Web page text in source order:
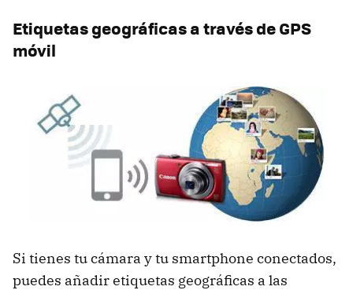
Etiquetas geográficas a través de GPS
móvil
Si tienes tu cámara y tu smartphone conectados,
puedes añadir etiquetas geográficas a las